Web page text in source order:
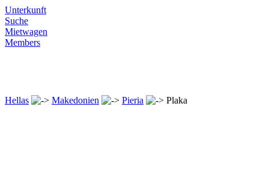
Unterkunft
Suche
Mietwagen
Members
Hellas Makedonien Pieria Plaka